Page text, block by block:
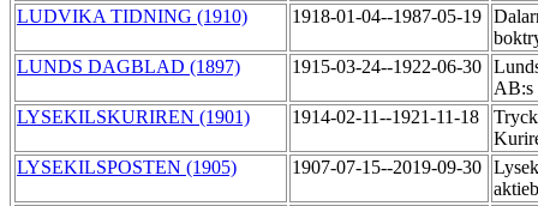
LUDVIKA TIDNING (1910)
1918-01-04--1987-05-19
LUNDS DAGBLAD (1897)
1915-03-24--1922-06-30
LYSEKILSKURIREN (1901)
1914-02-11--1921-11-18
LYSEKILSPOSTEN (1905)
1907-07-15--2019-09-30